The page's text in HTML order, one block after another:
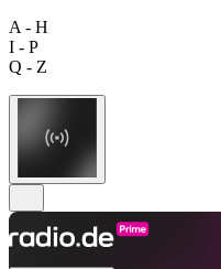
A - H
I - P
Q - Z